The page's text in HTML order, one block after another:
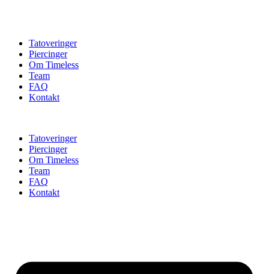
Tatoveringer
Piercinger
Om Timeless
Team
FAQ
Kontakt
Tatoveringer
Piercinger
Om Timeless
Team
FAQ
Kontakt